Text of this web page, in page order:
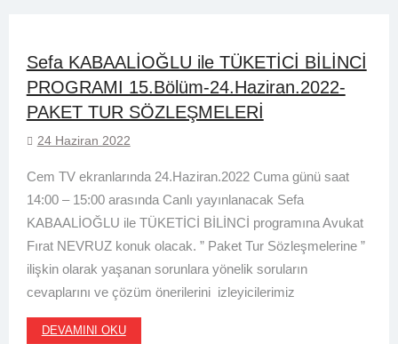
Sefa KABAALİOĞLU ile TÜKETİCİ BİLİNCİ
PROGRAMI 15.Bölüm-24.Haziran.2022-
PAKET TUR SÖZLEŞMELERİ
24 Haziran 2022
Cem TV ekranlarında 24.Haziran.2022 Cuma günü saat
14:00 – 15:00 arasında Canlı yayınlanacak Sefa
KABAALİOĞLU ile TÜKETİCİ BİLİNCİ programına Avukat
Fırat NEVRUZ konuk olacak. ” Paket Tur Sözleşmelerine ”
ilişkin olarak yaşanan sorunlara yönelik soruların
cevaplarını ve çözüm önerilerini izleyicilerimiz
DEVAMINI OKU